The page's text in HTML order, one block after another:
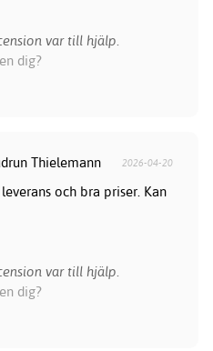
var till hjälp.
dig?
Thielemann 2026-04-20
och bra priser. Kan
var till hjälp.
dig?